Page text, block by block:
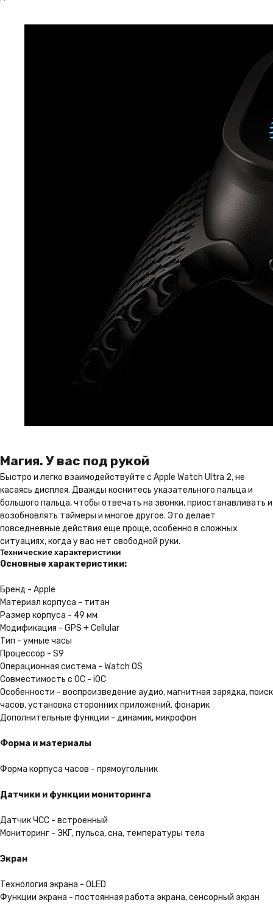
Магия. У вас под рукой
Быстро и легко взаимодействуйте с Apple Watch Ultra 2, не
касаясь дисплея. Дважды коснитесь указательного пальца и
большого пальца, чтобы отвечать на звонки, приостанавливать и
возобновлять таймеры и многое другое. Это делает
повседневные действия еще проще, особенно в сложных
ситуациях, когда у вас нет свободной руки.
Технические характеристики
Основные характеристики:
Бренд - Apple
Материал корпуса - титан
Размер корпуса - 49 мм
Модификация - GPS + Cellular
Тип - умные часы
Процессор - S9
Операционная система - Watch OS
Совместимость с ОС - iOC
Особенности - воспроизведение аудио, магнитная зарядка, поиск
часов, установка сторонних приложений, фонарик
Дополнительные функции - динамик, микрофон
Форма и материалы
Форма корпуса часов - прямоугольник
Датчики и функции мониторинга
Датчик ЧСС - встроенный
Мониторинг - ЭКГ, пульса, сна, температуры тела
Экран
Технология экрана - OLED
Функции экрана - постоянная работа экрана, сенсорный экран
Удобная доставка
Трейд-ин
Профессиональные
консультанты
магазине, Вы получаете
Наши специалисты помогут Вам
подобрать устройство
Не нужно ходить в банк.
её за пару кликов на сайте
Подробнее
Мы можем доставить Ваш
Подробнее
Получите скидку до 100 000 ₽
при сдаче своего старого
гаджета
Подробнее
Присоединиться